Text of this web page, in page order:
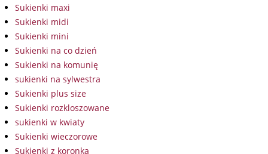
Sukienki maxi
Sukienki midi
Sukienki mini
Sukienki na co dzień
Sukienki na komunię
sukienki na sylwestra
Sukienki plus size
Sukienki rozkloszowane
sukienki w kwiaty
Sukienki wieczorowe
Sukienki z koronką